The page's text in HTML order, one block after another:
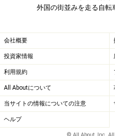
外国の街並みを走る自転
会社概要
投資家情報
利用規約
All Aboutについて
当サイトの情報についての注意
ヘルプ